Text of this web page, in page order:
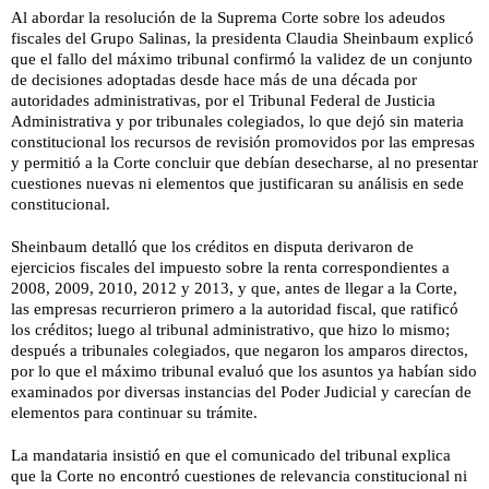
Al abordar la resolución de la Suprema Corte sobre los adeudos
fiscales del Grupo Salinas, la presidenta Claudia Sheinbaum explicó
que el fallo del máximo tribunal confirmó la validez de un conjunto
de decisiones adoptadas desde hace más de una década por
autoridades administrativas, por el Tribunal Federal de Justicia
Administrativa y por tribunales colegiados, lo que dejó sin materia
constitucional los recursos de revisión promovidos por las empresas
y permitió a la Corte concluir que debían desecharse, al no presentar
cuestiones nuevas ni elementos que justificaran su análisis en sede
constitucional.
Sheinbaum detalló que los créditos en disputa derivaron de
ejercicios fiscales del impuesto sobre la renta correspondientes a
2008, 2009, 2010, 2012 y 2013, y que, antes de llegar a la Corte,
las empresas recurrieron primero a la autoridad fiscal, que ratificó
los créditos; luego al tribunal administrativo, que hizo lo mismo;
después a tribunales colegiados, que negaron los amparos directos,
por lo que el máximo tribunal evaluó que los asuntos ya habían sido
examinados por diversas instancias del Poder Judicial y carecían de
elementos para continuar su trámite.
La mandataria insistió en que el comunicado del tribunal explica
que la Corte no encontró cuestiones de relevancia constitucional ni